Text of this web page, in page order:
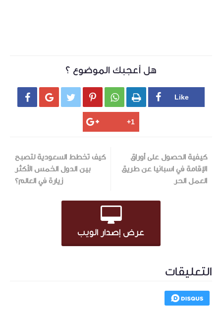
هل أعجبك الموضوع ؟
     
كيفية الحصول على أوراق
الإقامة في اسبانيا عن طريق
العمل الحر
كيف تخطط السعودية لتصبح
بين الدول الخمس الأكثر
زيارة في العالم؟
عرض إصدار الويب
التعليقات